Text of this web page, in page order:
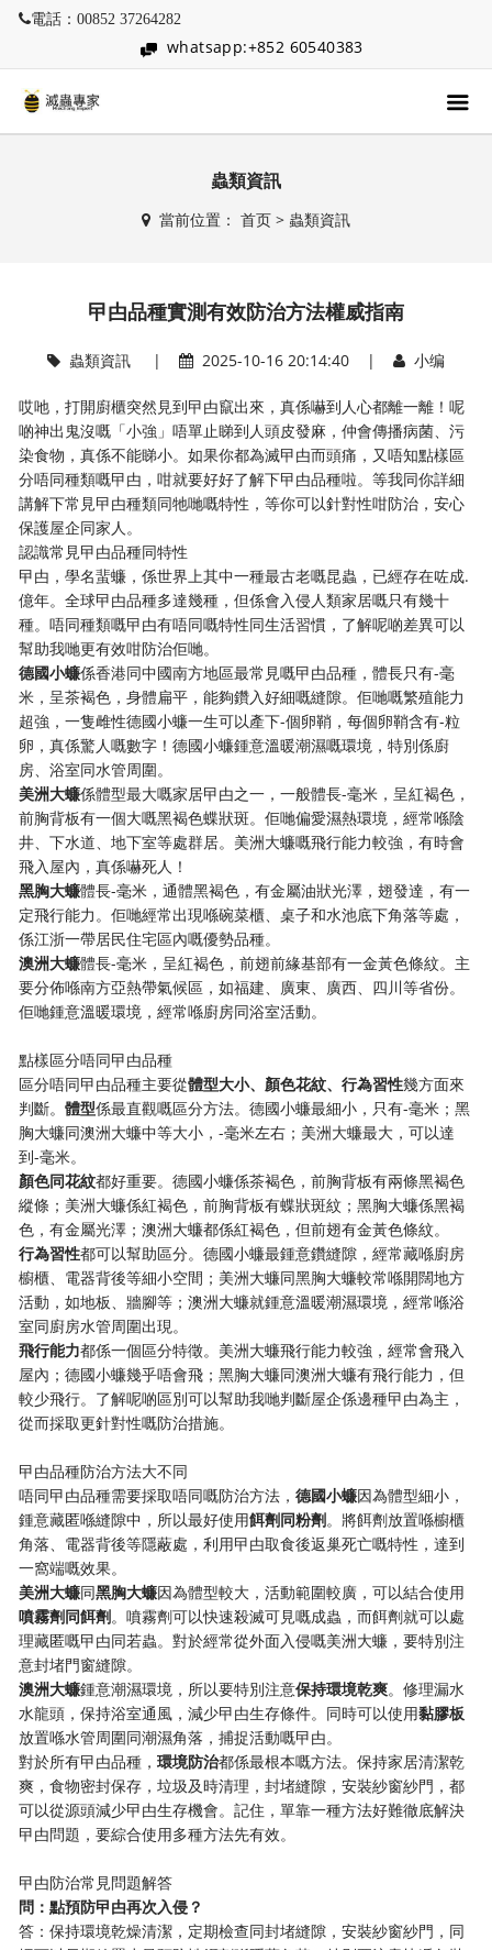
電話：00852 37264282
whatsapp:+852 60540383
蟲類資訊
當前位置： 首页> 蟲類資訊
曱甴品種實測有效防治方法權威指南
蟲類資訊| 2025-10-16 20:14:40 | 小编
哎吔，打開廚櫃突然見到曱甴竄出來，真係嚇到人心都離一離！呢
啲神出鬼沒嘅「小強」唔單止睇到人頭皮發麻，仲會傳播病菌、污
染食物，真係不能睇小。如果你都為滅曱甴而頭痛，又唔知點樣區
分唔同種類嘅曱甴，咁就要好好了解下曱甴品種啦。等我同你詳細
講解下常見曱甴種類同牠哋嘅特性，等你可以針對性咁防治，安心
保護屋企同家人。
認識常見曱甴品種同特性
曱甴，學名蜚蠊，係世界上其中一種最古老嘅昆蟲，已經存在咗成.
億年。全球曱甴品種多達幾種，但係會入侵人類家居嘅只有幾十
種。唔同種類嘅曱甴有唔同嘅特性同生活習慣，了解呢啲差異可以
幫助我哋更有效咁防治佢哋。
​德國小蠊​​係香港同中國南方地區最常見嘅曱甴品種，體長只有-毫
米，呈茶褐色，身體扁平，能夠鑽入好細嘅縫隙。佢哋嘅繁殖能力
超強，一隻雌性德國小蠊一生可以產下-個卵鞘，每個卵鞘含有-粒
卵，真係驚人嘅數字！德國小蠊鍾意溫暖潮濕嘅環境，特別係廚
房、浴室同水管周圍。
​美洲大蠊​​係體型最大嘅家居曱甴之一，一般體長-毫米，呈紅褐色，
前胸背板有一個大嘅黑褐色蝶狀斑。佢哋偏愛濕熱環境，經常喺陰
井、下水道、地下室等處群居。美洲大蠊嘅飛行能力較強，有時會
飛入屋內，真係嚇死人！
​黑胸大蠊​​體長-毫米，通體黑褐色，有金屬油狀光澤，翅發達，有一
定飛行能力。佢哋經常出現喺碗菜櫃、桌子和水池底下角落等處，
係江浙一帶居民住宅區內嘅優勢品種。
​澳洲大蠊​​體長-毫米，呈紅褐色，前翅前緣基部有一金黃色條紋。主
要分佈喺南方亞熱帶氣候區，如福建、廣東、廣西、四川等省份。
佢哋鍾意溫暖環境，經常喺廚房同浴室活動。
點樣區分唔同曱甴品種
區分唔同曱甴品種主要從​​體型大小、顏色花紋、行為習性​​幾方面來
判斷。​​體型​​係最直觀嘅區分方法。德國小蠊最細小，只有-毫米；黑
胸大蠊同澳洲大蠊中等大小，-毫米左右；美洲大蠊最大，可以達
到-毫米。
​顏色同花紋​​都好重要。德國小蠊係茶褐色，前胸背板有兩條黑褐色
縱條；美洲大蠊係紅褐色，前胸背板有蝶狀斑紋；黑胸大蠊係黑褐
色，有金屬光澤；澳洲大蠊都係紅褐色，但前翅有金黃色條紋。
​行為習性​​都可以幫助區分。德國小蠊最鍾意鑽縫隙，經常藏喺廚房
櫥櫃、電器背後等細小空間；美洲大蠊同黑胸大蠊較常喺開闊地方
活動，如地板、牆腳等；澳洲大蠊就鍾意溫暖潮濕環境，經常喺浴
室同廚房水管周圍出現。
​飛行能力​​都係一個區分特徵。美洲大蠊飛行能力較強，經常會飛入
屋內；德國小蠊幾乎唔會飛；黑胸大蠊同澳洲大蠊有飛行能力，但
較少飛行。了解呢啲區別可以幫助我哋判斷屋企係邊種曱甴為主，
從而採取更針對性嘅防治措施。
曱甴品種防治方法大不同
唔同曱甴品種需要採取唔同嘅防治方法，​​德國小蠊​​因為體型細小，
鍾意藏匿喺縫隙中，所以最好使用​​餌劑同粉劑​​。將餌劑放置喺櫥櫃
角落、電器背後等隱蔽處，利用曱甴取食後返巢死亡嘅特性，達到
一窩端嘅效果。
​美洲大蠊​​同​​黑胸大蠊​​因為體型較大，活動範圍較廣，可以結合使用​
噴霧劑同餌劑​​。噴霧劑可以快速殺滅可見嘅成蟲，而餌劑就可以處
理藏匿嘅曱甴同若蟲。對於經常從外面入侵嘅美洲大蠊，要特別注
意封堵門窗縫隙。
​澳洲大蠊​​鍾意潮濕環境，所以要特別注意​​保持環境乾爽​​。修理漏水
水龍頭，保持浴室通風，減少曱甴生存條件。同時可以使用​​黏膠板​
放置喺水管周圍同潮濕角落，捕捉活動嘅曱甴。
對於所有曱甴品種，​​環境防治​​都係最根本嘅方法。保持家居清潔乾
爽，食物密封保存，垃圾及時清理，封堵縫隙，安裝紗窗紗門，都
可以從源頭減少曱甴生存機會。記住，單靠一種方法好難徹底解決
曱甴問題，要綜合使用多種方法先有效。
曱甴防治常見問題解答
​問：點預防曱甴再次入侵？​
答：保持環境乾燥清潔，定期檢查同封堵縫隙，安裝紗窗紗門，同